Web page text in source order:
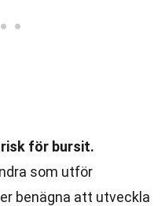
för bursit.
som utför
benägna att utveckla